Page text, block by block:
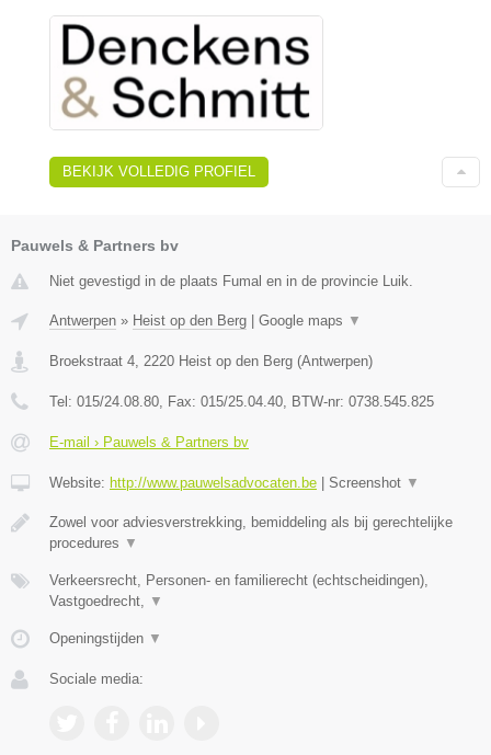
BEKIJK VOLLEDIG PROFIEL
Pauwels & Partners bv
Niet gevestigd in de plaats Fumal en in de provincie Luik.
Antwerpen » Heist op den Berg Google maps ▼
Broekstraat 4 2220 Heist op den Berg (Antwerpen)
Tel: 015/24.08.80 , Fax: 015/25.04.40 , BTW-nr: 0738.545.825
E-mail › Pauwels & Partners bv
Website: http://www.pauwelsadvocaten.be Screenshot ▼
Zowel voor adviesverstrekking, bemiddeling als bij gerechtelijke
procedures ▼
Verkeersrecht, Personen- en familierecht (echtscheidingen),
Vastgoedrecht,
▼
Openingstijden ▼
Sociale media: